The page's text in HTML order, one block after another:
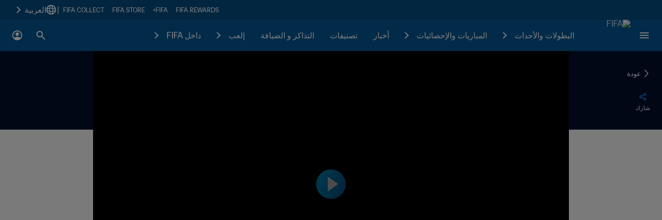
FIFA REWARDS
FIFA+
FIFA STORE
FIFA COLLECT العربية
البطولات والأحدات المباريات والإحصائيات أخبار تصنيفات التذاكر و الضيافة إلعب داخل FIFA
عودة
شارك